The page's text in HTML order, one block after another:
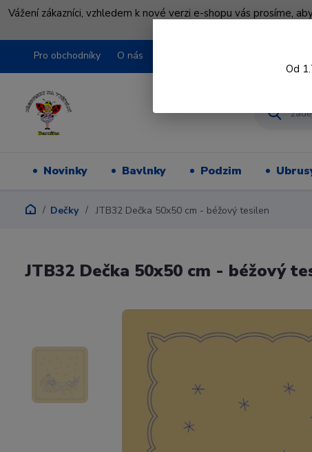
Vážení zákazníci, vzhledem k nové verzi e-shopu vás prosíme,
Pro obchodníky O nás
Novinky Bavlnky Podzim
Dečky JTB32 Dečka 50x50 cm - béžový tesilen
JTB32 Dečka 50x50 cm - béžový
Od